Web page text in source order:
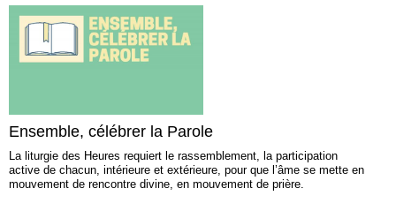
Ensemble, célébrer la Parole
La liturgie des Heures requiert le rassemblement, la participation
active de chacun, intérieure et extérieure, pour que l’âme se mette en
mouvement de rencontre divine, en mouvement de prière.